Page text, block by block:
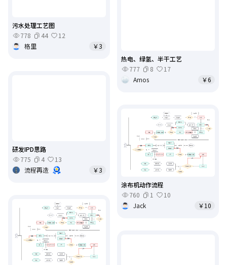
污水处理工艺图
778
44
12
格里
￥3
热电、绿氢、半干工艺
777
8
17
Amos
￥6
研发IPD思路
775
4
13
流程再造
￥3
涂布机动作流程
760
1
10
Jack
￥10